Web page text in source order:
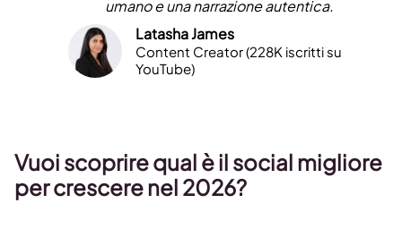
umano e una narrazione autentica.
Latasha James
Content Creator (228K iscritti su
YouTube)
Vuoi scoprire qual è il social migliore
per crescere nel 2026?